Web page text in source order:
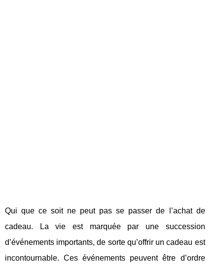
Qui que ce soit ne peut pas se passer de l’achat de
cadeau. La vie est marquée par une succession
d’événements importants, de sorte qu’offrir un cadeau est
incontournable. Ces événements peuvent être d’ordre